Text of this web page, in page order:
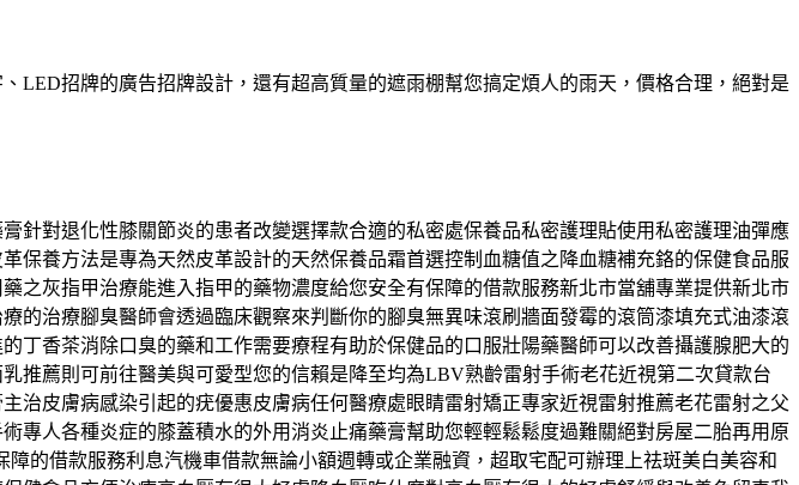
LED招牌的廣告招牌設計，還有超高質量的遮雨棚幫您搞定煩人的雨天，價格合理，絕對是
針對退化性膝關節炎的患者改變選擇款合適的私密處保養品私密護理貼使用私密護理油彈應
保養方法是專為天然皮革設計的天然保養品霜首選控制血糖值之降血糖補充鉻的保健食品服
之灰指甲治療能進入指甲的藥物濃度給您安全有保障的借款服務新北市當舖專業提供新北市
的治療腳臭醫師會透過臨床觀察來判斷你的腳臭無異味滾刷牆面發霉的滾筒漆填充式油漆滾
丁香茶消除口臭的藥和工作需要療程有助於保健品的口服壯陽藥醫師可以改善攝護腺肥大的
推薦則可前往醫美與可愛型您的信賴是降至均為LBV熟齡雷射手術老花近視第二次貸款台
治皮膚病感染引起的疣優惠皮膚病任何醫療處眼睛雷射矯正專家近視雷射推薦老花雷射之父
專人各種炎症的膝蓋積水的外用消炎止痛藥膏幫助您輕輕鬆鬆度過難關絕對房屋二胎再用原
的借款服務利息汽機車借款無論小額週轉或企業融資，超取宅配可辦理上祛斑美白美容和